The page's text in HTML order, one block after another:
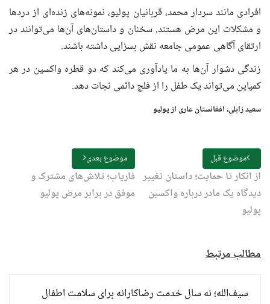
افرادی مانند سردار محمد، قربانیان پولیو، نمونه‌های زنده‌ای از دردها
و مشکلات این مرض هستند. سخنان و داستان‌های آن‌ها می‌توانند در
ارتقای آگاهی عمومی جامعه نقش بسزایی داشته باشند.
زندگی دشوار آن‌ها به ما یادآوری می‌کند که دو قطره واکسین در هر
کمپاین می‌تواند یک طفل را از فلج دائمی نجات دهد.
سعید زابلی، افغانستان عاری از پولیو
موضوع قبل
از انکار تا حمایت؛ داستان تغییر
دیدگاه یک مادر درباره واکسین
پولیو
موضوع بعدی
فاریاب؛ تلاش‌های مشترک و
موفق در برابر مرض پولیو
مطالب مرتبط
سیف‌الله؛ نه سال خدمت رضاکارانه برای سلامت اطفال